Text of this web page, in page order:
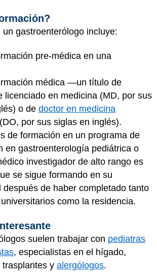
gastroenterólogo incluye:
pre-médica en una
médica —un título de
licenciado en medicina (MD, por sus
o de doctor en medicina
(DO, por sus siglas en inglés).
de formación en un programa de
en gastroenterología pediátrica o
investigador de alto rango es
se sigue formando en su
después de haber completado tanto
como la residencia.
suelen trabajar con pediatras
, especialistas en el hígado,
y alergólogos.